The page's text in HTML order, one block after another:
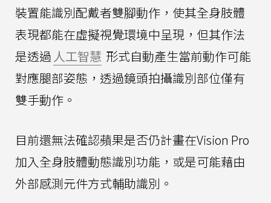
裝置能識別配戴者雙腳動作，使其全身肢體
表現都能在虛擬視覺環境中呈現，但其作法
是透過 人工智慧 形式自動產生當前動作可能
對應腿部姿態，透過鏡頭拍攝識別部位僅有
雙手動作。
目前還無法確認蘋果是否仍計畫在Vision Pro
加入全身肢體動態識別功能，或是可能藉由
外部感測元件方式輔助識別。